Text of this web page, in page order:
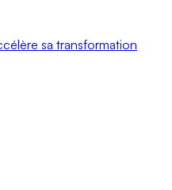
sa transformation